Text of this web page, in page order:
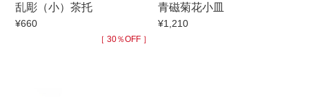
乱彫（小）茶托
¥660
［ 30％OFF ］
青磁菊花小皿
¥1,210